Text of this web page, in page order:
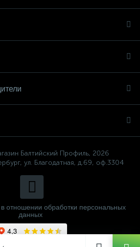
Балтийский Профиль, 2026
ул. Благодатная, д.69, оф.3304
отношении обработки персональных
данных